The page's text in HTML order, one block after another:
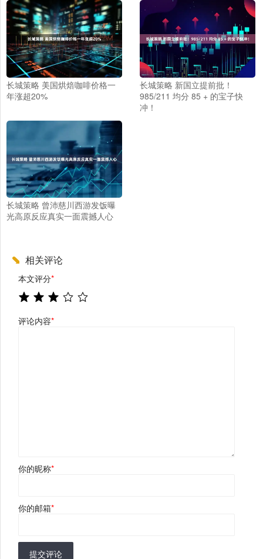
长城策略 美国烘焙咖啡价格一
年涨超20%
长城策略 新国立提前批！
985/211 均分 85 + 的宝子快
冲！
长城策略 曾沛慈川西游发饭曝
光高原反应真实一面震撼人心
相关评论
本文评分*
评论内容*
你的昵称*
你的邮箱*
提交评论